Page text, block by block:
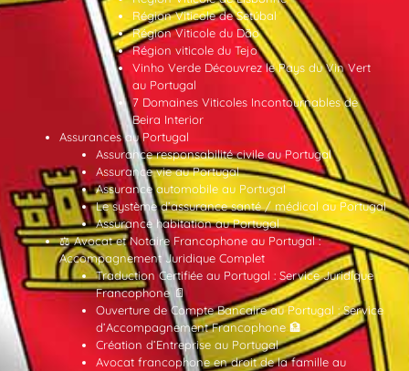
Région Viticole de Setúbal
Région Viticole du Dão
Région viticole du Tejo
Vinho Verde Découvrez le Pays du Vin Vert
au Portugal
7 Domaines Viticoles Incontournables de
Beira Interior
Assurances au Portugal
Assurance responsabilité civile au Portugal
Assurance vie au Portugal
Assurance automobile au Portugal
Le système d’assurance santé / médical au Portugal
Assurance habitation au Portugal
⚖️ Avocat et Notaire Francophone au Portugal :
Accompagnement Juridique Complet
Traduction Certifiée au Portugal : Service Juridique
Francophone 📄
Ouverture de Compte Bancaire au Portugal : Service
d’Accompagnement Francophone 🏦
Création d’Entreprise au Portugal
Avocat francophone en droit de la famille au